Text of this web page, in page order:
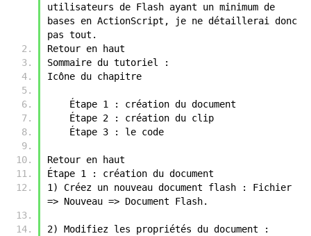
utilisateurs de Flash ayant un minimum de
bases en ActionScript, je ne détaillerai donc
pas tout.
Retour en haut
Sommaire du tutoriel :
Icône du chapitre
    Étape 1 : création du document
    Étape 2 : création du clip
    Étape 3 : le code
Retour en haut
Étape 1 : création du document
1) Créez un nouveau document flash : Fichier
=> Nouveau => Document Flash.
2) Modifiez les propriétés du document :